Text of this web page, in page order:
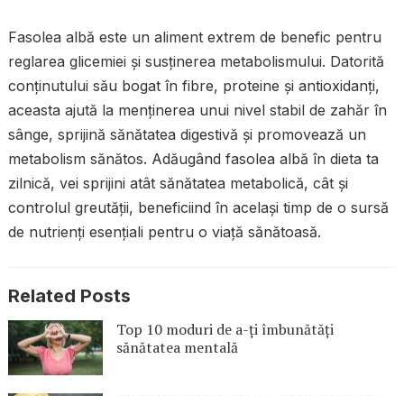
Fasolea albă este un aliment extrem de benefic pentru
reglarea glicemiei și susținerea metabolismului. Datorită
conținutului său bogat în fibre, proteine și antioxidanți,
aceasta ajută la menținerea unui nivel stabil de zahăr în
sânge, sprijină sănătatea digestivă și promovează un
metabolism sănătos. Adăugând fasolea albă în dieta ta
zilnică, vei sprijini atât sănătatea metabolică, cât și
controlul greutății, beneficiind în același timp de o sursă
de nutrienți esențiali pentru o viață sănătoasă.
Related Posts
Top 10 moduri de a-ți îmbunătăți
sănătatea mentală